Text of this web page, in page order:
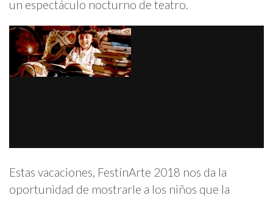
un espectáculo nocturno de teatro.
Estas vacaciones, FestínArte 2018 nos da la
oportunidad de mostrarle a los niños que la